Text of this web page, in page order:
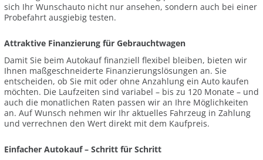
sich Ihr Wunschauto nicht nur ansehen, sondern auch bei einer
Probefahrt ausgiebig testen.
Attraktive Finanzierung für Gebrauchtwagen
Damit Sie beim Autokauf finanziell flexibel bleiben, bieten wir
Ihnen maßgeschneiderte Finanzierungslösungen an. Sie
entscheiden, ob Sie mit oder ohne Anzahlung ein Auto kaufen
möchten. Die Laufzeiten sind variabel – bis zu 120 Monate – und
auch die monatlichen Raten passen wir an Ihre Möglichkeiten
an. Auf Wunsch nehmen wir Ihr aktuelles Fahrzeug in Zahlung
und verrechnen den Wert direkt mit dem Kaufpreis.
Einfacher Autokauf – Schritt für Schritt